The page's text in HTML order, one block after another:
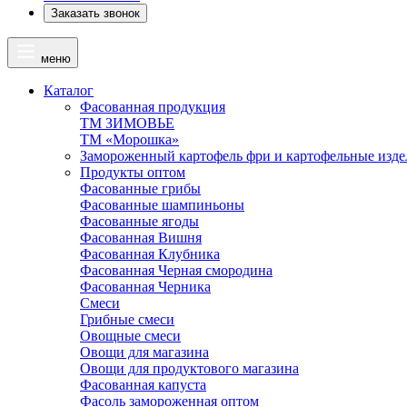
Заказать звонок
меню
Каталог
Фасованная продукция
ТМ ЗИМОВЬЕ
ТМ «Морошка»
Замороженный картофель фри и картофельные
Продукты оптом
Фасованные грибы
Фасованные шампиньоны
Фасованные ягоды
Фасованная Вишня
Фасованная Клубника
Фасованная Черная смородина
Фасованная Черника
Смеси
Грибные смеси
Овощные смеси
Овощи для магазина
Овощи для продуктового магазина
Фасованная капуста
Фасоль замороженная оптом